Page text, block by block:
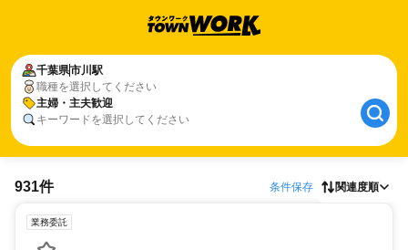
千葉県市川駅
職種を選択してください
主婦・主夫歓迎
キーワードを選択してください
931件 条件保存 関連度順
業務委託